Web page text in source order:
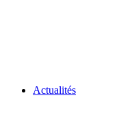
Actualités